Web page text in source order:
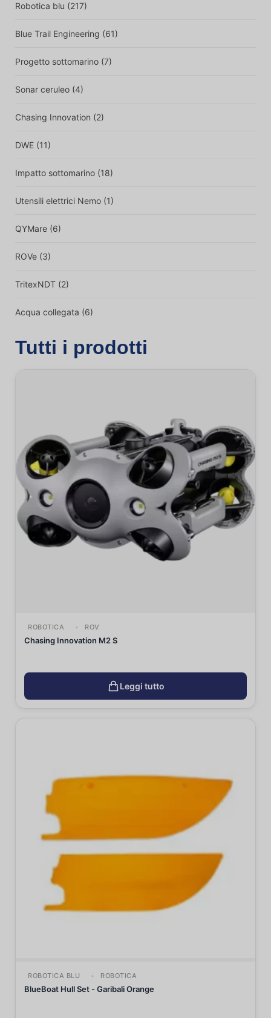
Robotica blu (217)
Blue Trail Engineering (61)
Progetto sottomarino (7)
Sonar ceruleo (4)
Chasing Innovation (2)
DWE (11)
Impatto sottomarino (18)
Utensili elettrici Nemo (1)
QYMare (6)
ROVe (3)
TritexNDT (2)
Acqua collegata (6)
Tutti i prodotti
ROBOTICA ROV
Chasing Innovation M2 S
Leggi tutto
ROBOTICA BLU ROBOTICA
BlueBoat Hull Set - Garibali Orange